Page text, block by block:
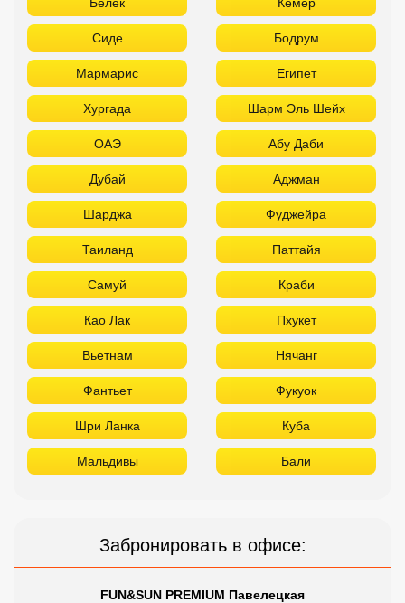
Сиде Бодрум
Мармарис Египет
Хургада Шарм Эль Шейх
ОАЭ Абу Даби
Дубай Аджман
Шарджа Фуджейра
Таиланд Паттайя
Самуй Краби
Као Лак Пхукет
Вьетнам Нячанг
Фантьет Фукуок
Шри Ланка Куба
Мальдивы Бали
Забронировать в офисе:
FUN&SUN PREMIUM Павелецкая